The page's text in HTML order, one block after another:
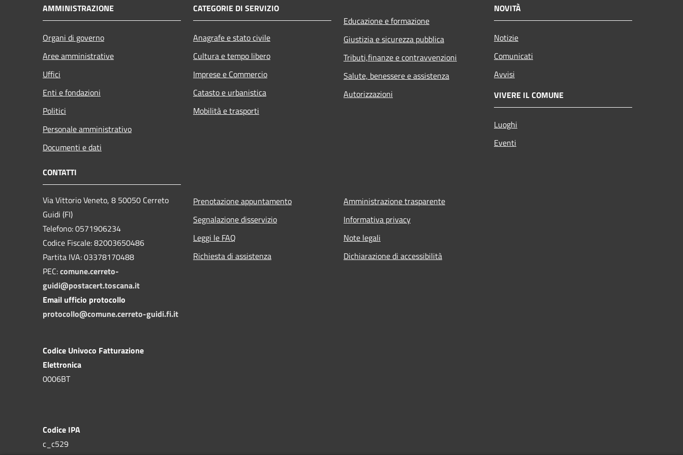
AMMINISTRAZIONE
Organi di governo
Aree amministrative
Uffici
Enti e fondazioni
Politici
Personale amministrativo
Documenti e dati
CATEGORIE DI SERVIZIO
Anagrafe e stato civile
Cultura e tempo libero
Imprese e Commercio
Catasto e urbanistica
Mobilità e trasporti
Educazione e formazione
Giustizia e sicurezza pubblica
Tributi,finanze e contravvenzioni
Salute, benessere e assistenza
Autorizzazioni
NOVITÀ
Notizie
Comunicati
Avvisi
VIVERE IL COMUNE
Luoghi
Eventi
CONTATTI
Via Vittorio Veneto, 8 50050 Cerreto
Guidi (FI)
Telefono: 0571906234
Codice Fiscale: 82003650486
Partita IVA: 03378170488
PEC:comune.cerreto-
guidi@postacert.toscana.it
Email ufficio protocollo
protocollo@comune.cerreto-guidi.fi.it
Codice Univoco Fatturazione
Elettronica
0006BT
Codice IPA
c_c529
Prenotazione appuntamento
Segnalazione disservizio
Leggi le FAQ
Richiesta di assistenza
Amministrazione trasparente
Informativa privacy
Note legali
Dichiarazione di accessibilità